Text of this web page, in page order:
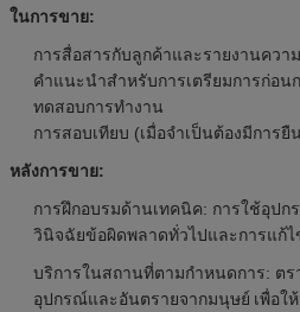
ในการขาย:
การสื่อสารกับลูกค้าและรายงานควา
คำแนะนำสำหรับการเตรียมการก่อน
ทดสอบการทำงาน
การสอบเทียบ (เมื่อจำเป็นต้องมีการ
หลังการขาย:
การฝึกอบรมด้านเทคนิค: การใช้อุปก
วินิจฉัยข้อผิดพลาดทั่วไปและการแก้
บริการในสถานที่ตามกำหนดการ: ต
อุปกรณ์และอันตรายจากมนุษย์ เพื่อใ